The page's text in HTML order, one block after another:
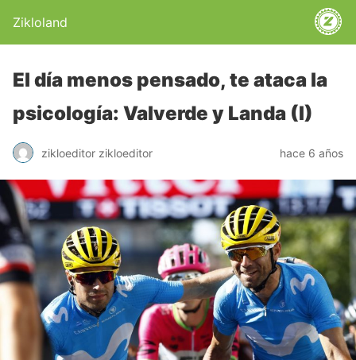
Zikloland
El día menos pensado, te ataca la
psicología: Valverde y Landa (I)
zikloeditor zikloeditor hace 6 años